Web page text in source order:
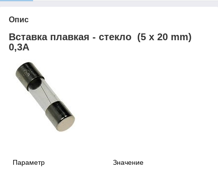
Опис
Вставка плавкая - стекло (5 x 20 mm)
0,3A
Параметр
Значение